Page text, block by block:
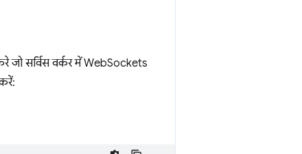
जो सर्विस वर्कर में WebSockets